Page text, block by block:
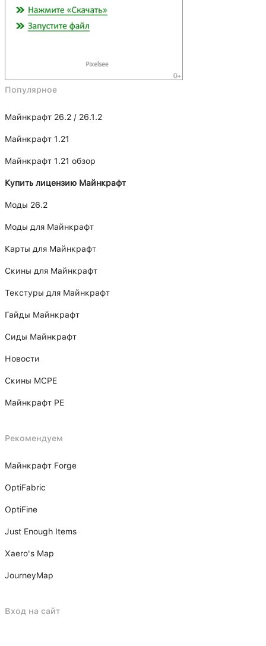
Популярное
Майнкрафт 26.2 / 26.1.2
Майнкрафт 1.21
Майнкрафт 1.21 обзор
Купить лицензию Майнкрафт
Моды 26.2
Моды для Майнкрафт
Карты для Майнкрафт
Скины для Майнкрафт
Текстуры для Майнкрафт
Гайды Майнкрафт
Сиды Майнкрафт
Новости
Скины MCPE
Майнкрафт PE
Рекомендуем
Майнкрафт Forge
OptiFabric
OptiFine
Just Enough Items
Xаero's Mаp
JourneyMap
Вход на сайт